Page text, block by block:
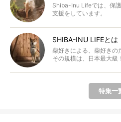
Shiba-Inu Lifeでは、保
支援をしています。
SHIBA-INU LIFEとは
柴好きによる、柴好きの
その規模は、日本最大級！
特集一